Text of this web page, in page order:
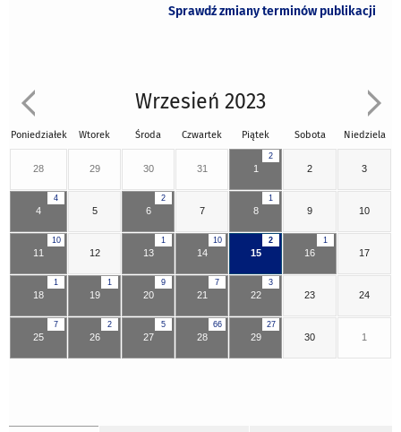
Sprawdź zmiany terminów publikacji
Wrzesień 2023
Poniedziałek Wtorek Środa Czwartek Piątek Sobota Niedziela
28 29 30 31
2
1 2 3
4
4 5
2
6 7
1
8 9 10
10
11 12
1
13
10
14
2
15
1
16 17
1
18
1
19
9
20
7
21
3
22 23 24
7
25
2
26
5
27
66
28
27
29 30 1